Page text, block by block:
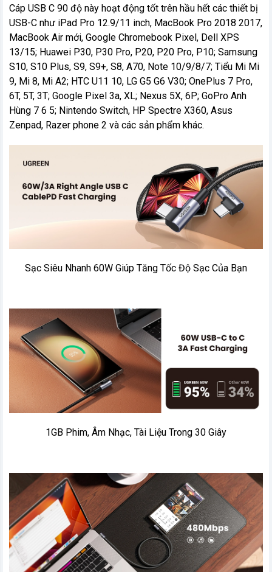
Cáp USB C 90 độ này hoạt động tốt trên hầu hết các thiết bị
USB-C như iPad Pro 12.9/11 inch, MacBook Pro 2018 2017,
MacBook Air mới, Google Chromebook Pixel, Dell XPS
13/15; Huawei P30, P30 Pro, P20, P20 Pro, P10; Samsung
S10, S10 Plus, S9, S9+, S8, A70, Note 10/9/8/7; Tiểu Mi Mi
9, Mi 8, Mi A2; HTC U11 10, LG G5 G6 V30; OnePlus 7 Pro,
6T, 5T, 3T; Google Pixel 3a, XL; Nexus 5X, 6P; GoPro Anh
Hùng 7 6 5; Nintendo Switch, HP Spectre X360, Asus
Zenpad, Razer phone 2 và các sản phẩm khác.
Sạc Siêu Nhanh 60W Giúp Tăng Tốc Độ Sạc Của Bạn
1GB Phim, Âm Nhạc, Tài Liệu Trong 30 Giây